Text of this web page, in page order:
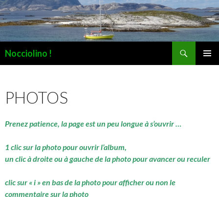
Nocciolino !
PHOTOS
Prenez patience, la page est un peu longue à s’ouvrir …
1 clic sur la photo pour ouvrir l’album,
un clic à droite ou à gauche de la photo pour avancer ou reculer
clic sur « i » en bas de la photo pour afficher ou non le
commentaire sur la photo